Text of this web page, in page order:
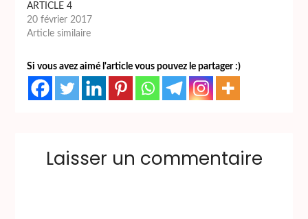
ARTICLE 4
20 février 2017
Article similaire
Si vous avez aimé l'article vous pouvez le partager :)
Laisser un commentaire